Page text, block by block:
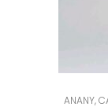
ANANY,